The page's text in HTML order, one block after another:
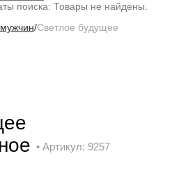
поиска: Товары не найдены.
/Светлое будущее
• Артикул: 9257